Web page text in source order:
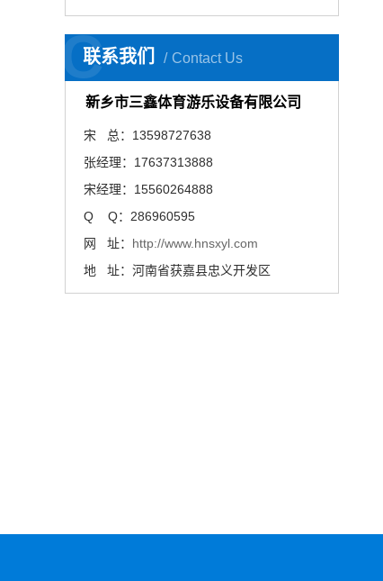
联系我们 Contact Us
C
新乡市三鑫体育游乐设备有限公司
宋 总：13598727638
张经理：17637313888
宋经理：15560264888
Q Q：286960595
网 址： http://www.hnsxyl.com
地 址：河南省获嘉县忠义开发区